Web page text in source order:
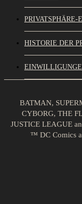
HISTORIE DER
BATMAN,
CYBORG, THE
JUSTICE LEAGUE
™ DC Comics